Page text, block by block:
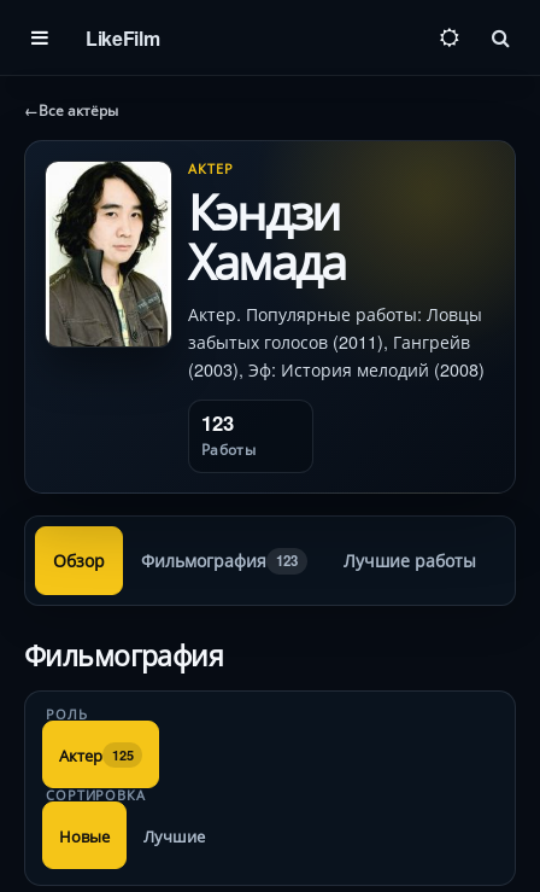
LikeFilm
←Все актёры
АКТЕР
Кэндзи
Хамада
Актер. Популярные работы: Ловцы
забытых голосов (2011), Гангрейв
(2003), Эф: История мелодий (2008)
123
Работы
Обзор Фильмография 123 Лучшие работы
Фильмография
РОЛЬ
Актер 125
СОРТИРОВКА
Новые Лучшие